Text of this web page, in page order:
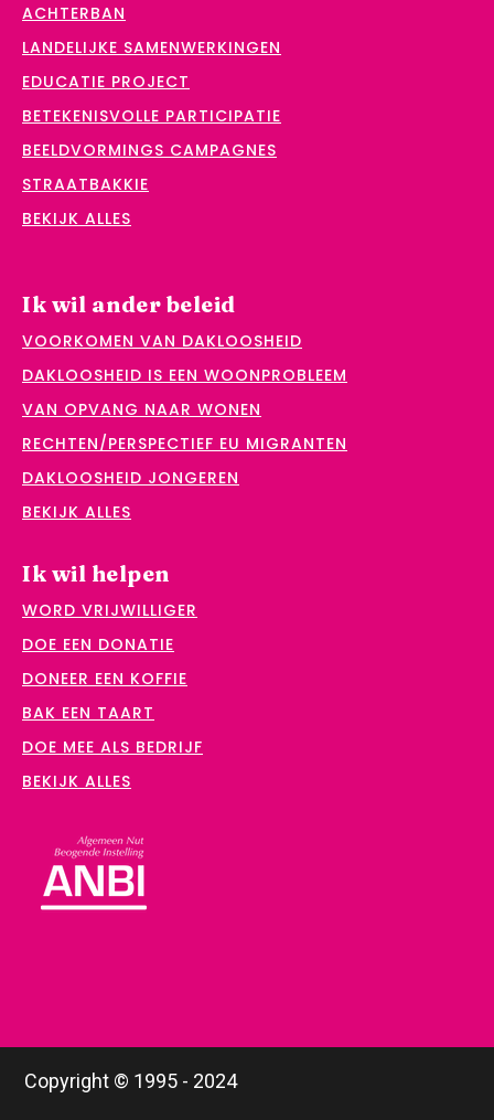
ACHTERBAN
LANDELIJKE SAMENWERKINGEN
EDUCATIE PROJECT
BETEKENISVOLLE PARTICIPATIE
BEELDVORMINGS CAMPAGNES
STRAATBAKKIE
BEKIJK ALLES
Ik wil ander beleid
VOORKOMEN VAN DAKLOOSHEID
DAKLOOSHEID IS EEN WOONPROBLEEM
VAN OPVANG NAAR WONEN
RECHTEN/PERSPECTIEF EU MIGRANTEN
DAKLOOSHEID JONGEREN
BEKIJK ALLES
Ik wil helpen
WORD VRIJWILLIGER
DOE EEN DONATIE
DONEER EEN KOFFIE
BAK EEN TAART
DOE MEE ALS BEDRIJF
BEKIJK ALLES
Copyright © 1995 - 2024